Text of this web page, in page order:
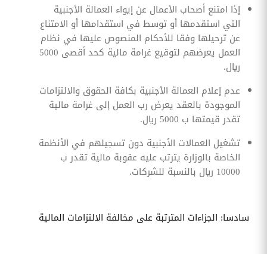
إذا امتنع أصحاب الأعمال عن إيواء العمالة الأجنبية
التي استقدمها أو توسط في استقدامها أو الامتناع
عن ترحيلها وفقا للأحكام المنصوص عليها في نظام
العمل يعرضهم لتوقيع غرامة مالية كحد أقصى 5000
ريال.
عدم إعلام العمالة الأجنبية بكافة الحقوق والالتزامات
الموجودة بالعقد يعرض رب العمل إلى غرامة مالية
تقدر قيمتها ب 5000 ريال.
تشغيل العمالات الأجنبية دون تسجيلهم في الأنظمة
الخاصة بالوزارة يترتب عليه عقوبة مالية تقدر ب
10000 ريال بالنسبة للشركات.
سادسا: الجزاءات المترتبة على مخالفة الالتزامات المالية